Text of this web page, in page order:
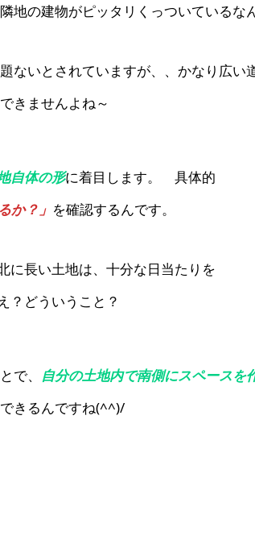
の建物がピッタリくっついているな
ないとされていますが、、かなり広い
きませんよね～
自体の形に着目します。 具体的
か？」 を確認するんです。
に長い土地は、十分な日当たりを
どういうこと？
で、 自分の土地内で南側にスペースを
きるんですね(^^)/